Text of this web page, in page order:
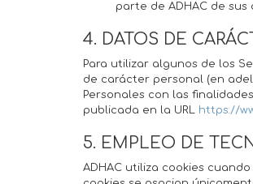
parte de ADHAC de
4. DATOS DE
Para utilizar algunos de los
de carácter personal (en
Personales con las
publicada en la URL https://
5. EMPLEO DE
ADHAC utiliza cookies